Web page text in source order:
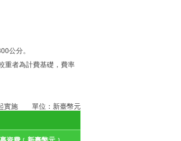
公分。
重者為計費基礎，費率
實施 單位：新臺幣元